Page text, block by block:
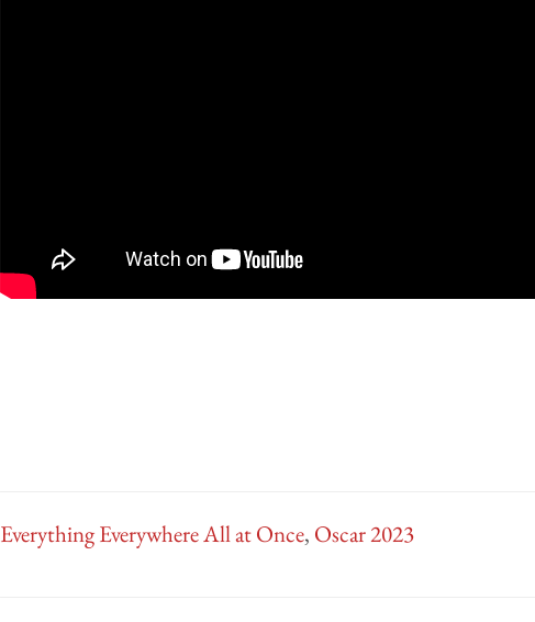
Everything Everywhere All at Once, Oscar 2023